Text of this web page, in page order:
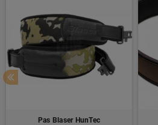
Pas Blaser HunTec